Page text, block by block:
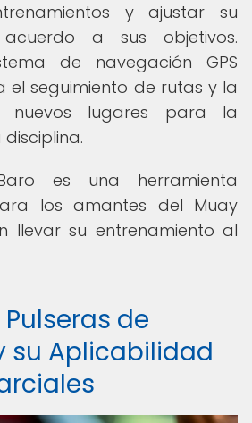
y ajustar su
a sus objetivos.
de navegación GPS
el seguimiento de rutas y la
nuevos lugares para la
es una herramienta
los amantes del Muay
llevar su entrenamiento al
de
su Aplicabilidad